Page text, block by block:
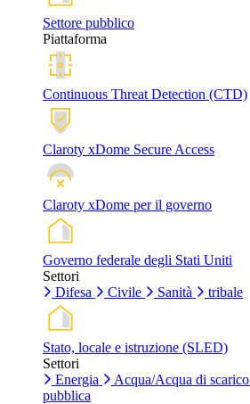
Settore pubblico
Piattaforma
Continuous Threat Detection (CTD)
Claroty xDome Secure Access
Claroty xDome per il governo
Governo federale degli Stati Uniti
Settori
Difesa
Civile Sanità tribale
Stato, locale e istruzione (SLED)
Settori
Energia
Acqua/Acqua di scarico
pubblica